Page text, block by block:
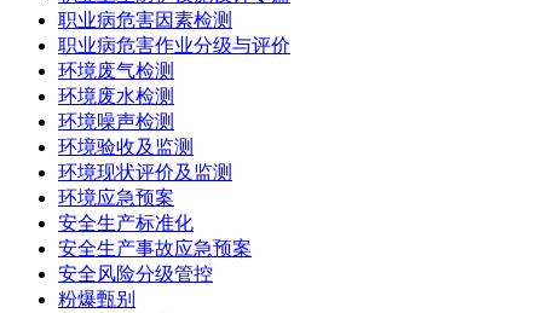
职业病危害因素检测
职业病危害作业分级与评价
环境废气检测
环境废水检测
环境噪声检测
环境验收及监测
环境现状评价及监测
环境应急预案
安全生产标准化
安全生产事故应急预案
安全风险分级管控
粉爆甄别